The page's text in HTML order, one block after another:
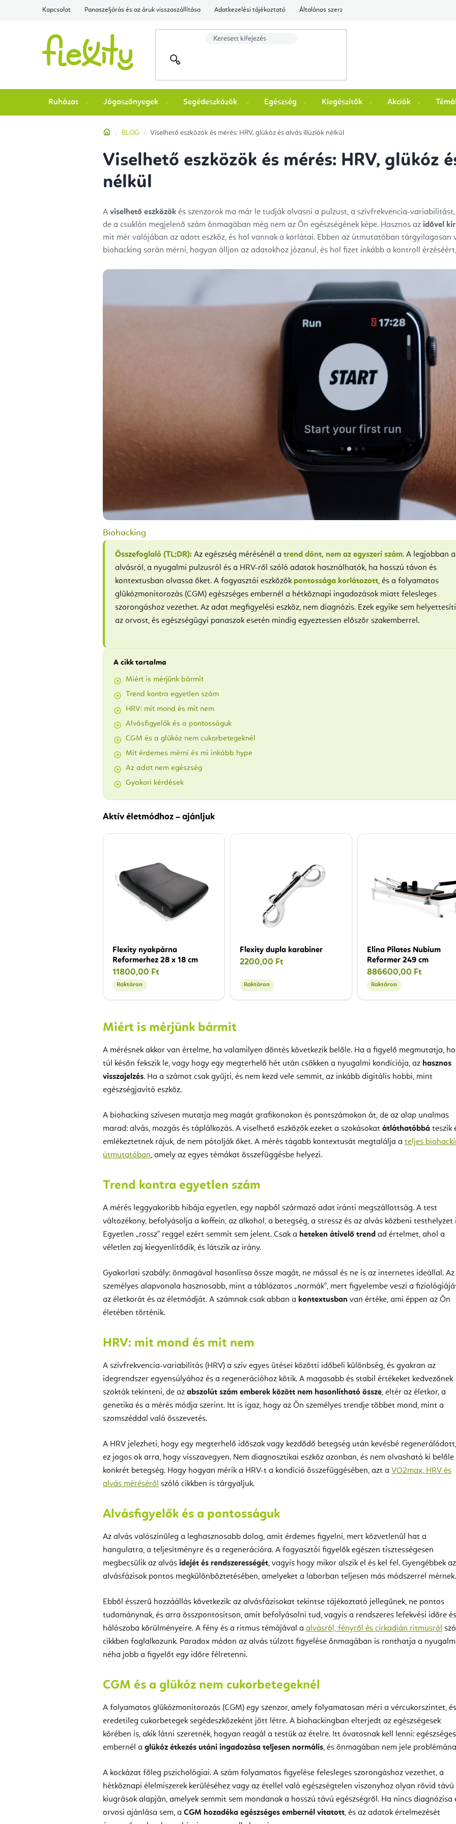
Kapcsolat Panaszeljárás és az áruk visszaszállítása Adatkezelési tájékoztató Általános szerződési feltételek
Ruházat Jógaszőnyegek Segédeszközök Egészség Kiegészítők Akciók
Kezdőlap
BLOG Viselhető eszközök és mérés: HRV, glükóz és alvás illúziók nélkül
Viselhető eszközök és mérés: HRV, glükóz
nélkül
A viselhető eszközök és szenzorok ma már le tudják olvasni a pulzust, a szívfrekvencia-
de a csuklón megjelenő szám önmagában még nem az Ön egészségének képe. Hasznos az idővel
mit mér valójában az adott eszköz, és hol vannak a korlátai. Ebben az útmutatóban tárgyilagosan
biohacking során mérni, hogyan álljon az adatokhoz józanul, és hol fizet inkább a kontroll
Biohacking
Összefoglaló (TL;DR): Az egészség mérésénél a trend dönt, nem az egyszeri szám. A legjobban
alvásról, a nyugalmi pulzusról és a HRV-ről szóló adatok használhatók, ha hosszú távon és
kontextusban olvassa őket. A fogyasztói eszközök pontossága korlátozott, és a folyamatos
glükózmonitorozás (CGM) egészséges embernél a hétköznapi ingadozások miatt felesleges
szorongáshoz vezethet. Az adat megfigyelési eszköz, nem diagnózis. Ezek egyike sem helyettesíti
az orvost, és egészségügyi panaszok esetén mindig egyeztessen először szakemberrel.
A cikk tartalma
Miért is mérjünk bármit
Trend kontra egyetlen szám
HRV: mit mond és mit nem
Alvásfigyelők és a pontosságuk
CGM és a glükóz nem cukorbetegeknél
Mit érdemes mérni és mi inkább hype
Az adat nem egészség
Gyakori kérdések
Aktív életmódhoz – ajánljuk
Flexity nyakpárna
Reformerhez 28 x 18 cm
11800,00 Ft
Raktáron
Flexity dupla karabiner
2200,00 Ft
Raktáron
Elina Pilates Nubium
Reformer 249 cm
886600,00 Ft
Raktáron
Miért is mérjünk bármit
A mérésnek akkor van értelme, ha valamilyen döntés következik belőle. Ha a figyelő megmutatja,
túl későn fekszik le, vagy hogy egy megterhelő hét után csökken a nyugalmi kondíciója, az hasznos
visszajelzés. Ha a számot csak gyűjti, és nem kezd vele semmit, az inkább digitális hobbi, mint
egészségjavító eszköz.
A biohacking szívesen mutatja meg magát grafikonokon és pontszámokon át, de az alap unalmas
marad: alvás, mozgás és táplálkozás. A viselhető eszközök ezeket a szokásokat átláthatóbbá teszik
emlékeztetnek rájuk, de nem pótolják őket. A mérés tágabb kontextusát megtalálja a teljes
útmutatóban, amely az egyes témákat összefüggésbe helyezi.
Trend kontra egyetlen szám
A mérés leggyakoribb hibája egyetlen, egy napból származó adat iránti megszállottság. A test
változékony, befolyásolja a koffein, az alkohol, a betegség, a stressz és az alvás közbeni testhelyzet
Egyetlen „rossz" reggel ezért semmit sem jelent. Csak a heteken átívelő trend ad értelmet, ahol a
véletlen zaj kiegyenlítődik, és látszik az irány.
Gyakorlati szabály: önmagával hasonlítsa össze magát, ne mással és ne is az internetes ideállal. Az
személyes alapvonala hasznosabb, mint a táblázatos „normák", mert figyelembe veszi a
az életkorát és az életmódját. A számnak csak abban a kontextusban van értéke, ami éppen az Ön
életében történik.
HRV: mit mond és mit nem
A szívfrekvencia-variabilitás (HRV) a szív egyes ütései közötti időbeli különbség, és gyakran az
idegrendszer egyensúlyához és a regenerációhoz kötik. A magasabb és stabil értékeket kedvezőnek
szokták tekinteni, de az abszolút szám emberek között nem hasonlítható össze, eltér az életkor, a
genetika és a mérés módja szerint. Itt is igaz, hogy az Ön személyes trendje többet mond, mint a
szomszéddal való összevetés.
A HRV jelezheti, hogy egy megterhelő időszak vagy kezdődő betegség után kevésbé
ez jogos ok arra, hogy visszavegyen. Nem diagnosztikai eszköz azonban, és nem olvasható ki belőle
konkrét betegség. Hogy hogyan mérik a HRV-t a kondíció összefüggésében, azt a VO2max, HRV és
alvás méréséről szóló cikkben is tárgyaljuk.
Alvásfigyelők és a pontosságuk
Az alvás valószínűleg a leghasznosabb dolog, amit érdemes figyelni, mert közvetlenül hat a
hangulatra, a teljesítményre és a regenerációra. A fogyasztói figyelők egészen tisztességesen
megbecsülik az alvás idejét és rendszerességét, vagyis hogy mikor alszik el és kel fel. Gyengébbek az
alvásfázisok pontos megkülönböztetésében, amelyeket a laborban teljesen más módszerrel mérnek.
Ebből ésszerű hozzáállás következik: az alvásfázisokat tekintse tájékoztató jellegűnek, ne pontos
tudománynak, és arra összpontosítson, amit befolyásolni tud, vagyis a rendszeres lefekvési időre
hálószoba körülményeire. A fény és a ritmus témájával a alvásról, fényről és cirkadián ritmusról
cikkben foglalkozunk. Paradox módon az alvás túlzott figyelése önmagában is ronthatja a
néha jobb a figyelőt egy időre félretenni.
CGM és a glükóz nem cukorbetegeknél
A folyamatos glükózmonitorozás (CGM) egy szenzor, amely folyamatosan méri a vércukorszintet, és
eredetileg cukorbetegek segédeszközeként jött létre. A biohackingban elterjedt az egészségesek
körében is, akik látni szeretnék, hogyan reagál a testük az ételre. Itt óvatosnak kell lenni: egészséges
embernél a glükóz étkezés utáni ingadozása teljesen normális, és önmagában nem jele
A kockázat főleg pszichológiai. A szám folyamatos figyelése felesleges szorongáshoz vezethet, a
hétköznapi élelmiszerek kerüléséhez vagy az étellel való egészségtelen viszonyhoz olyan rövid távú
kiugrások alapján, amelyek semmit sem mondanak a hosszú távú egészségről. Ha nincs diagnózisa
orvosi ajánlása sem, a CGM hozadéka egészséges embernél vitatott, és az adatok értelmezését